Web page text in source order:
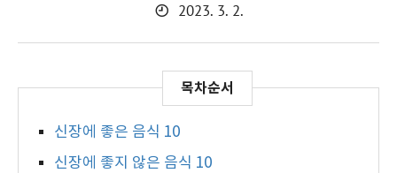
2023. 3. 2.
신장에 좋은 음식 10
신장에 좋지 않은 음식 10